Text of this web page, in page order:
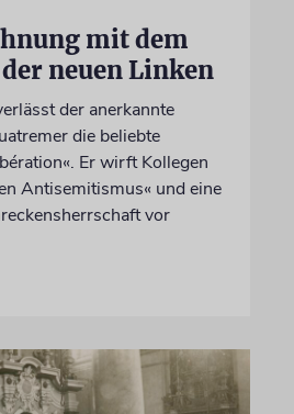
mit dem
neuen Linken
der anerkannte
die beliebte
Er wirft Kollegen
Antisemitismus« und eine
vor